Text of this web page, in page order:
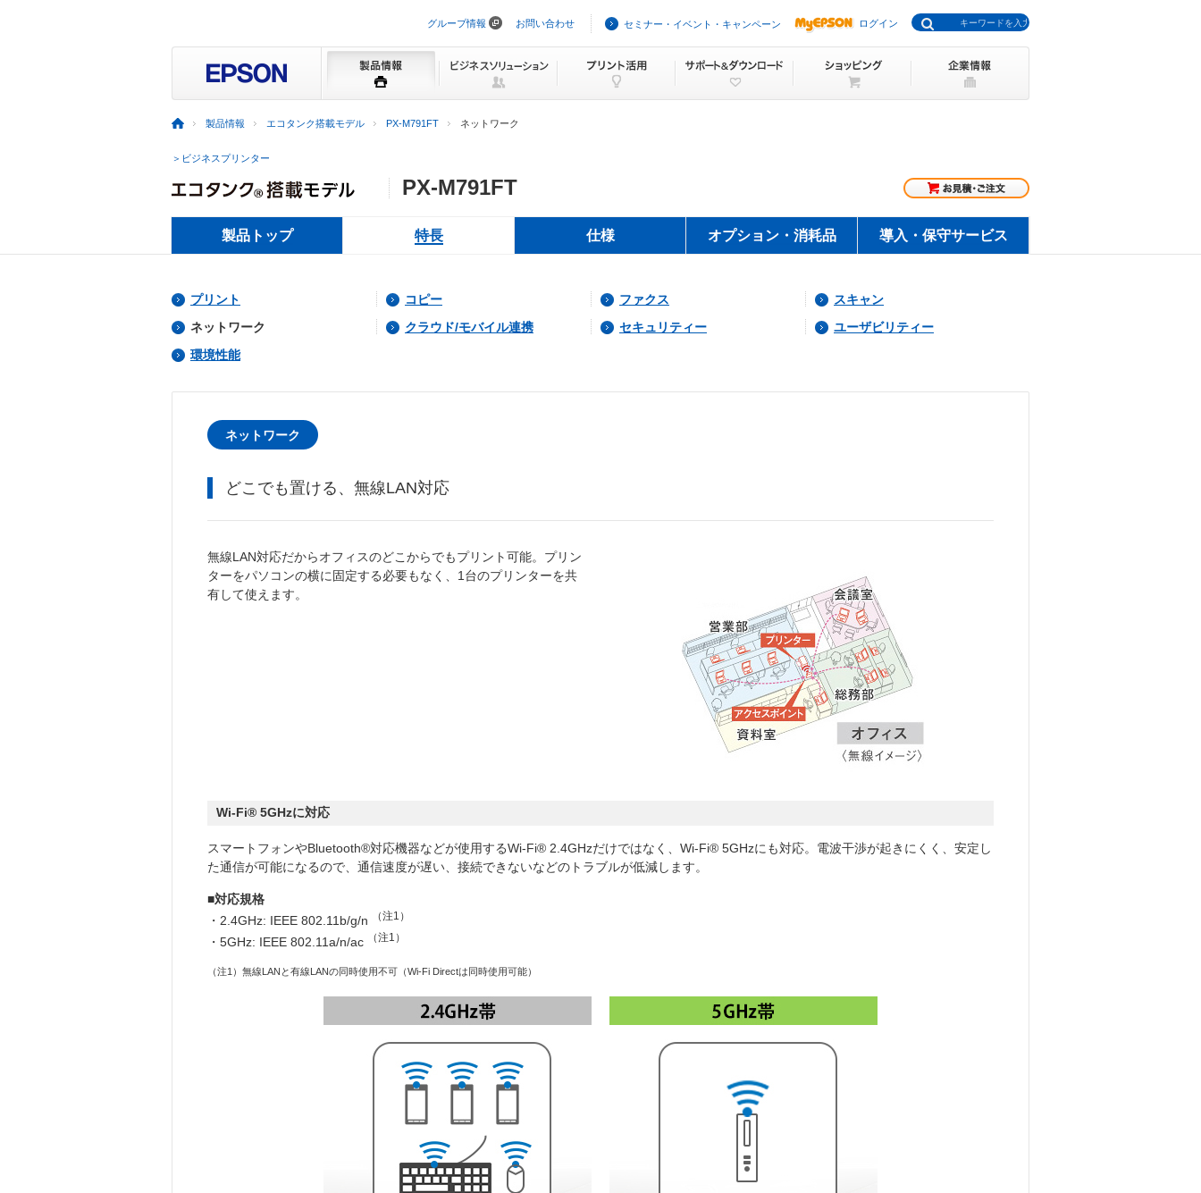
ビ
ョ
を
プ
グループ情報 お問い合わせ セミナー・イベント・キャンペーン ログイン
製品情報 エコタンク搭載モデル PX-M791FT ネットワーク
＞ビジネスプリンター
PX-M791FT
製品トップ 特長 仕様 オプション・消耗品 導入・保守サービス
プリント コピー ファクス
スキャン
ネットワーク
クラウド/モバイル連携 セキュリティー
ユーザビリティー
環境性能
ネットワーク
どこでも置ける、無線LAN対応
無線LAN対応だからオフィスのどこからでもプリント可能。プリン
ターをパソコンの横に固定する必要もなく、1台のプリンターを共
有して使えます。
Wi-Fi® 5GHzに対応
スマートフォンやBluetooth®対応機器などが使用するWi-Fi® 2.4GHzだけではなく、Wi-Fi® 5GHzにも対応。電波干渉が起きにくく、安定し
た通信が可能になるので、通信速度が遅い、接続できないなどのトラブルが低減します。
■対応規格
・2.4GHz: IEEE 802.11b/g/n
（注1）
・5GHz: IEEE 802.11a/n/ac （注1）
（注1）無線LANと有線LANの同時使用不可（Wi-Fi Directは同時使用可能）